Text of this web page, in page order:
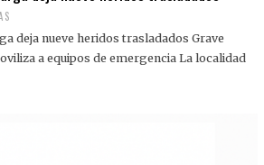
deja nueve heridos trasladados Grave
a equipos de emergencia La localidad